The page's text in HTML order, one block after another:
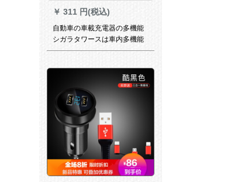
￥ 311 円(税込)
自動車の車載充電器の多機能
シガラタワースは車内多機能
プラグ変換器沖電気器具黒を